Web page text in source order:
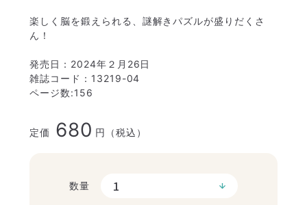
楽しく脳を鍛えられる、謎解きパズルが盛りだくさ
ん！
発売日：2024年２月26日
雑誌コード：13219-04
ページ数:156
定価 680 円（税込）
数量